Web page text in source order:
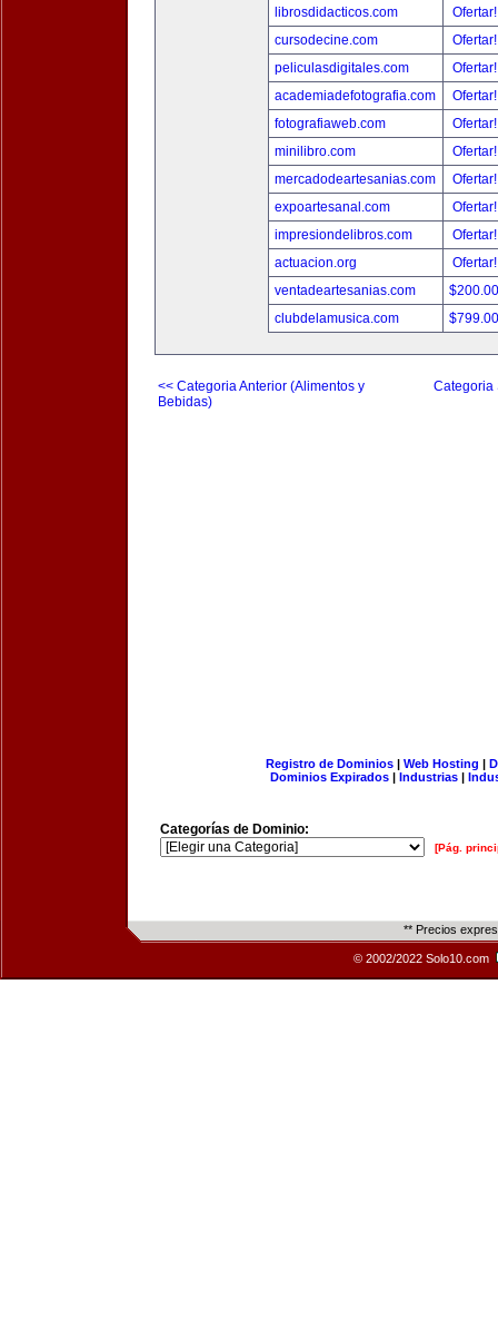
librosdidacticos.com
cursodecine.com
peliculasdigitales.com
academiadefotografia.com
fotografiaweb.com
minilibro.com
mercadodeartesanias.com
expoartesanal.com
impresiondelibros.com
actuacion.org
ventadeartesanias.com
clubdelamusica.com
<< Categoria Anterior (Alimentos y
Bebidas)
Categoria
Registro de Dominios| Web Hosting |
Dominios Expirados | Industrias |
Categorías de Dominio:
[Pág.
** Precios
© 2002/2022 Solo10.com